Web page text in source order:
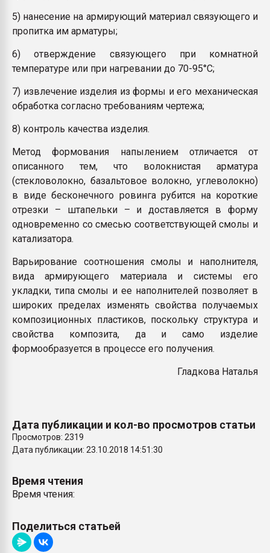
5) нанесение на армирующий материал связующего и
пропитка им арматуры;
6) отверждение связующего при комнатной
температуре или при нагревании до 70-95°С;
7) извлечение изделия из формы и его механическая
обработка согласно требованиям чертежа;
8) контроль качества изделия.
Метод формования напылением отличается от
описанного тем, что волокнистая арматура
(стекловолокно, базальтовое волокно, углеволокно)
в виде бесконечного ровинга рубится на короткие
отрезки – штапельки – и доставляется в форму
одновременно со смесью соответствующей смолы и
катализатора.
Варьирование соотношения смолы и наполнителя,
вида армирующего материала и системы его
укладки, типа смолы и ее наполнителей позволяет в
широких пределах изменять свойства получаемых
композиционных пластиков, поскольку структура и
свойства композита, да и само изделие
формообразуется в процессе его получения.
Гладкова Наталья
Дата публикации и кол-во просмотров статьи
Просмотров: 2319
Дата публикации: 23.10.2018 14:51:30
Время чтения
Время чтения:
Поделиться статьей